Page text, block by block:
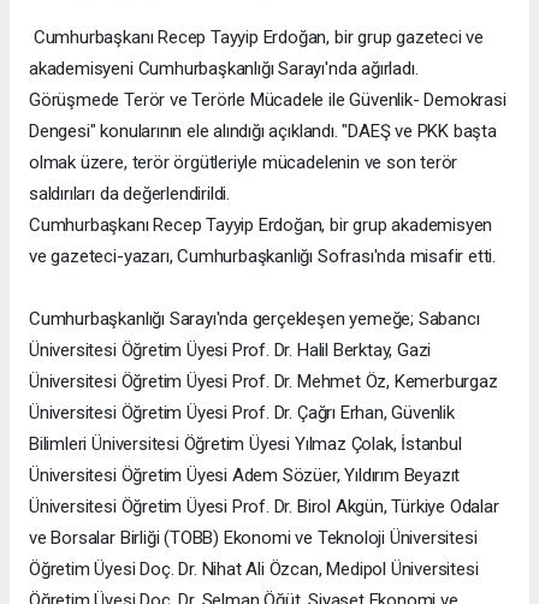
Cumhurbaşkanı Recep Tayyip Erdoğan, bir grup gazeteci ve
akademisyeni Cumhurbaşkanlığı Sarayı'nda ağırladı.
Görüşmede Terör ve Terörle Mücadele ile Güvenlik- Demokrasi
Dengesi" konularının ele alındığı açıklandı. "DAEŞ ve PKK başta
olmak üzere, terör örgütleriyle mücadelenin ve son terör
saldırıları da değerlendirildi.
Cumhurbaşkanı Recep Tayyip Erdoğan, bir grup akademisyen
ve gazeteci-yazarı, Cumhurbaşkanlığı Sofrası'nda misafir etti.
Cumhurbaşkanlığı Sarayı'nda gerçekleşen yemeğe; Sabancı
Üniversitesi Öğretim Üyesi Prof. Dr. Halil Berktay, Gazi
Üniversitesi Öğretim Üyesi Prof. Dr. Mehmet Öz, Kemerburgaz
Üniversitesi Öğretim Üyesi Prof. Dr. Çağrı Erhan, Güvenlik
Bilimleri Üniversitesi Öğretim Üyesi Yılmaz Çolak, İstanbul
Üniversitesi Öğretim Üyesi Adem Sözüer, Yıldırım Beyazıt
Üniversitesi Öğretim Üyesi Prof. Dr. Birol Akgün, Türkiye Odalar
ve Borsalar Birliği (TOBB) Ekonomi ve Teknoloji Üniversitesi
Öğretim Üyesi Doç. Dr. Nihat Ali Özcan, Medipol Üniversitesi